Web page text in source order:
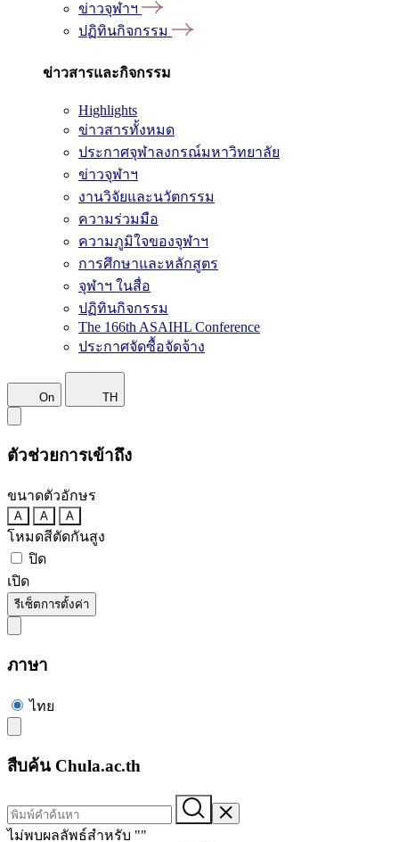
ข่าวจุฬาฯ
ปฏิทินกิจกรรม
ข่าวสารและกิจกรรม
Highlights
ข่าวสารทั้งหมด
ประกาศจุฬาลงกรณ์มหาวิทยาลัย
ข่าวจุฬาฯ
งานวิจัยและนวัตกรรม
ความร่วมมือ
ความภูมิใจของจุฬาฯ
การศึกษาและหลักสูตร
จุฬาฯ ในสื่อ
ปฏิทินกิจกรรม
The 166th ASAIHL Conference
ประกาศจัดซื้อจัดจ้าง
On TH
ตัวช่วยการเข้าถึง
ขนาดตัวอักษร
A A A
โหมดสีตัดกันสูง
ปิด
เปิด
รีเซ็ตการตั้งค่า
ภาษา
ไทย
สืบค้น Chula.ac.th
ไม่พบผลลัพธ์สำหรับ ""